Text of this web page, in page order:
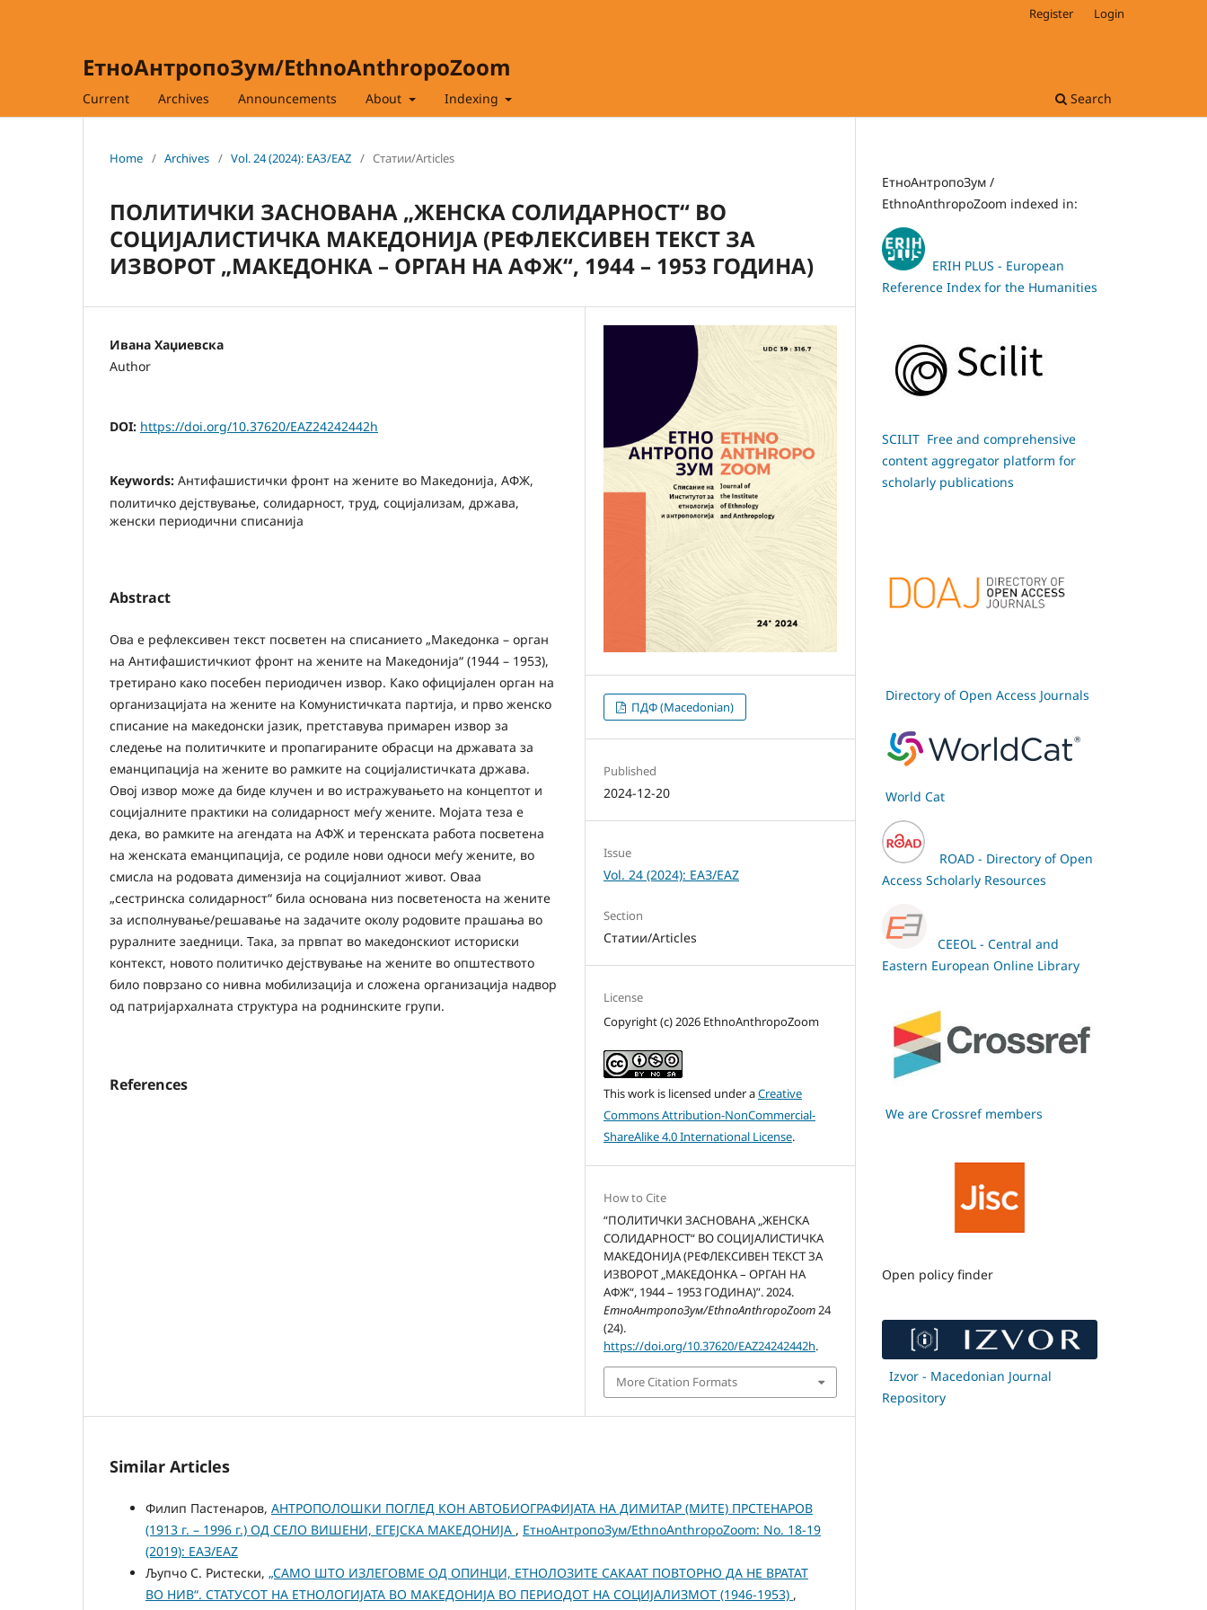
ЕтноАнтропоЗум/EthnoAnthropoZoom
Current Archives Announcements About Indexing Search
Register Login
Home / Archives / Vol. 24 (2024): ЕАЗ/EAZ / Статии/Articles
ПОЛИТИЧКИ ЗАСНОВАНА „ЖЕНСКА СОЛИДАРНОСТ“ ВО
СОЦИЈАЛИСТИЧКА МАКЕДОНИЈА (РЕФЛЕКСИВЕН ТЕКСТ ЗА
ИЗВОРОТ „МАКЕДОНКА – ОРГАН НА АФЖ“, 1944 – 1953 ГОДИНА)
Ивана Хаџиевска
Author
DOI: https://doi.org/10.37620/EAZ24242442h
Keywords: Антифашистички фронт на жените во Македонија, АФЖ,
политичко дејствување, солидарност, труд, социјализам, држава,
женски периодични списанија
Abstract
Ова е рефлексивен текст посветен на списанието „Македонка – орган
на Антифашистичкиот фронт на жените на Македонија“ (1944 – 1953),
третирано како посебен периодичен извор. Како официјален орган на
организацијата на жените на Комунистичката партија, и прво женско
списание на македонски јазик, претставува примарен извор за
следење на политичките и пропагираните обрасци на државата за
еманципација на жените во рамките на социјалистичката држава.
Овој извор може да биде клучен и во истражувањето на концептот и
социјалните практики на солидарност меѓу жените. Мојата теза е
дека, во рамките на агендата на АФЖ и теренската работа посветена
на женската еманципација, се родиле нови односи меѓу жените, во
смисла на родовата димензија на социјалниот живот. Оваа
„сестринска солидарност“ била основана низ посветеноста на жените
за исполнување/решавање на задачите околу родовите прашања во
руралните заедници. Така, за првпат во македонскиот историски
контекст, новото политичко дејствување на жените во општеството
било поврзано со нивна мобилизација и сложена организација надвор
од патријархалната структура на роднинските групи.
References
ПДФ (Macedonian)
Published
2024-12-20
Issue
Vol. 24 (2024): ЕАЗ/EAZ
Section
Статии/Articles
License
Copyright (c) 2026 EthnoAnthropoZoom
This work is licensed under aCreative
Commons Attribution-NonCommercial-
ShareAlike 4.0 International License.
How to Cite
“ПОЛИТИЧКИ ЗАСНОВАНА „ЖЕНСКА
СОЛИДАРНОСТ“ ВО СОЦИЈАЛИСТИЧКА
МАКЕДОНИЈА (РЕФЛЕКСИВЕН ТЕКСТ ЗА
ИЗВОРОТ „МАКЕДОНКА – ОРГАН НА
АФЖ“, 1944 – 1953 ГОДИНА)”. 2024.
ЕтноАнтропоЗум/EthnoAnthropoZoom24
(24).
https://doi.org/10.37620/EAZ24242442h.
More Citation Formats
Similar Articles
Филип Пастенаров, АНТРОПОЛОШКИ ПОГЛЕД КОН АВТОБИОГРАФИЈАТА НА ДИМИТАР (МИТЕ) ПРСТЕНАРОВ
(1913 г. – 1996 г.) ОД СЕЛО ВИШЕНИ, ЕГЕЈСКА МАКЕДОНИЈА , ЕтноАнтропоЗум/EthnoAnthropoZoom: No. 18-19
(2019): ЕАЗ/EAZ
Љупчо С. Ристески, „САМО ШТО ИЗЛЕГОВМЕ ОД ОПИНЦИ, ЕТНОЛОЗИТЕ САКААТ ПОВТОРНО ДА НЕ ВРАТАТ
ВО НИВ“. СТАТУСОТ НА ЕТНОЛОГИЈАТА ВО МАКЕДОНИЈА ВО ПЕРИОДОТ НА СОЦИЈАЛИЗМОТ (1946-1953) ,
ЕтноАнтропоЗум /
EthnoAnthropoZoom indexed in:
ERIH PLUS - European
Reference Index for the Humanities
SCILIT Free and comprehensive
content aggregator platform for
scholarly publications
Directory of Open Access Journals
World Cat
ROAD - Directory of Open
Access Scholarly Resources
CEEOL - Central and
Eastern European Online Library
We are Crossref members
Open policy finder
Izvor - Macedonian Journal
Repository